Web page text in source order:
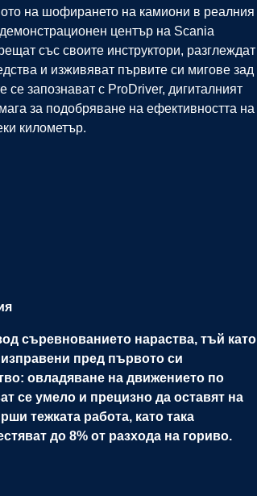
на шофирането на камиони в реалния
център на Scania
със своите инструктори, разглеждат
и изживяват първите си мигове зад
се запознават с ProDriver, дигиталният
за подобряване на ефективността на
километър.
съревнованието нараства, тъй като
пред първото си
овладяване на движението по
се умело и прецизно да оставят на
тежката работа, като така
до 8% от разхода на гориво.